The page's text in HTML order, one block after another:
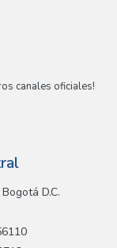
canales oficiales!
D.C.